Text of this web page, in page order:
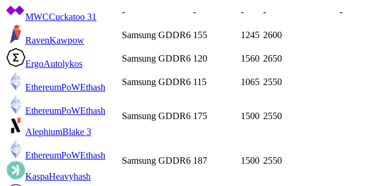
MWCCuckatoo 31
- - - - -
RavenKawpow
Samsung GDDR6 155 1245 2600
ErgoAutolykos
Samsung GDDR6 120 1560 2650
EthereumPoWEthash
Samsung GDDR6 115 1065 2550
EthereumPoWEthash
AlephiumBlake 3
Samsung GDDR6 175 1500 2550
EthereumPoWEthash
KaspaHeavyhash
Samsung GDDR6 187 1500 2550